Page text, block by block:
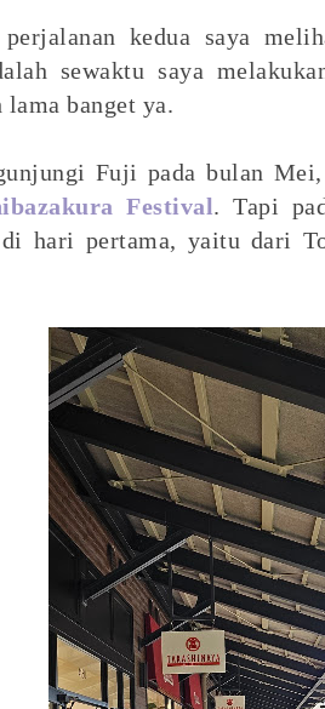
kedua saya
sewaktu saya
lama banget ya.
Fuji pada bulan
Festival. Tapi
hari pertama, yaitu dari